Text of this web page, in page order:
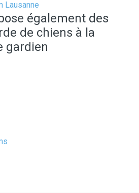
Lausanne
également des
de chiens à la
gardien